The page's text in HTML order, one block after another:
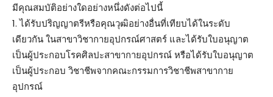
มีคุณสมบัติอย่างใดอย่างหนึ่งดังต่อไปนี้
1. ได้รับปริญญาตรีหรือคุณวุฒิอย่างอื่นที่เทียบได้ในระดับ
เดียวกัน ในสาขาวิชากายอุปกรณ์ศาสตร์ และได้รับใบอนุญาต
เป็นผู้ประกอบโรคศิลปะสาขากายอุปกรณ์ หรือได้รับใบอนุญาต
เป็นผู้ประกอบ วิชาชีพจากคณะกรรมการวิชาชีพสาขากาย
อุปกรณ์